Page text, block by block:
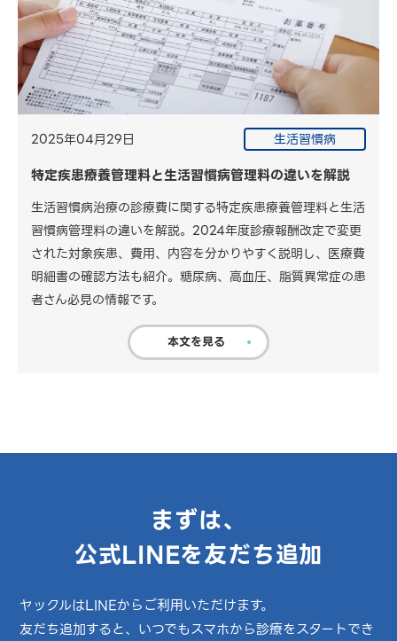
2025年04月29日 生活習慣病
特定疾患療養管理料と生活習慣病管理料の違いを解説
生活習慣病治療の診療費に関する特定疾患療養管理料と生活
習慣病管理料の違いを解説。2024年度診療報酬改定で変更
された対象疾患、費用、内容を分かりやすく説明し、医療費
明細書の確認方法も紹介。糖尿病、高血圧、脂質異常症の患
者さん必見の情報です。
本文を見る
まずは、
公式LINEを友だち追加
ヤックルはLINEからご利用いただけます。
友だち追加すると、いつでもスマホから診療をスタートでき